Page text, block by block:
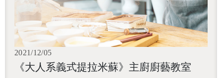
2021/12/05
《大人系義式提拉⽶蘇》主廚廚藝教室